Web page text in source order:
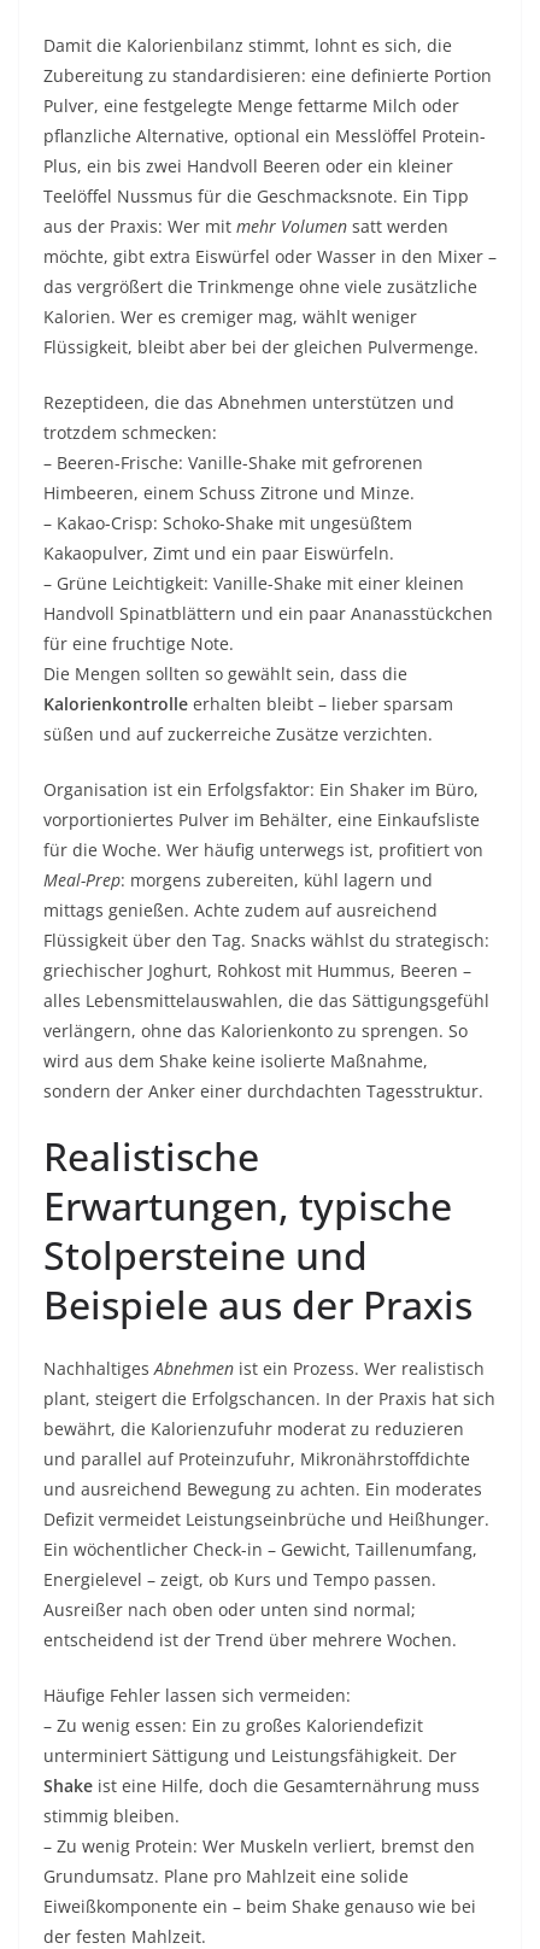
Damit die Kalorienbilanz stimmt, lohnt es sich, die
Zubereitung zu standardisieren: eine definierte Portion
Pulver, eine festgelegte Menge fettarme Milch oder
pflanzliche Alternative, optional ein Messlöffel Protein-
Plus, ein bis zwei Handvoll Beeren oder ein kleiner
Teelöffel Nussmus für die Geschmacksnote. Ein Tipp
aus der Praxis: Wer mit mehr Volumen satt werden
möchte, gibt extra Eiswürfel oder Wasser in den Mixer –
das vergrößert die Trinkmenge ohne viele zusätzliche
Kalorien. Wer es cremiger mag, wählt weniger
Flüssigkeit, bleibt aber bei der gleichen Pulvermenge.
Rezeptideen, die das Abnehmen unterstützen und
trotzdem schmecken:
– Beeren-Frische: Vanille-Shake mit gefrorenen
Himbeeren, einem Schuss Zitrone und Minze.
– Kakao-Crisp: Schoko-Shake mit ungesüßtem
Kakaopulver, Zimt und ein paar Eiswürfeln.
– Grüne Leichtigkeit: Vanille-Shake mit einer kleinen
Handvoll Spinatblättern und ein paar Ananasstückchen
für eine fruchtige Note.
Die Mengen sollten so gewählt sein, dass die
Kalorienkontrolle erhalten bleibt – lieber sparsam
süßen und auf zuckerreiche Zusätze verzichten.
Organisation ist ein Erfolgsfaktor: Ein Shaker im Büro,
vorportioniertes Pulver im Behälter, eine Einkaufsliste
für die Woche. Wer häufig unterwegs ist, profitiert von
Meal-Prep: morgens zubereiten, kühl lagern und
mittags genießen. Achte zudem auf ausreichend
Flüssigkeit über den Tag. Snacks wählst du strategisch:
griechischer Joghurt, Rohkost mit Hummus, Beeren –
alles Lebensmittelauswahlen, die das Sättigungsgefühl
verlängern, ohne das Kalorienkonto zu sprengen. So
wird aus dem Shake keine isolierte Maßnahme,
sondern der Anker einer durchdachten Tagesstruktur.
Realistische
Erwartungen, typische
Stolpersteine und
Beispiele aus der Praxis
NachhaltigesAbnehmen ist ein Prozess. Wer realistisch
plant, steigert die Erfolgschancen. In der Praxis hat sich
bewährt, die Kalorienzufuhr moderat zu reduzieren
und parallel auf Proteinzufuhr, Mikronährstoffdichte
und ausreichend Bewegung zu achten. Ein moderates
Defizit vermeidet Leistungseinbrüche und Heißhunger.
Ein wöchentlicher Check-in – Gewicht, Taillenumfang,
Energielevel – zeigt, ob Kurs und Tempo passen.
Ausreißer nach oben oder unten sind normal;
entscheidend ist der Trend über mehrere Wochen.
Häufige Fehler lassen sich vermeiden:
– Zu wenig essen: Ein zu großes Kaloriendefizit
unterminiert Sättigung und Leistungsfähigkeit. Der
Shake ist eine Hilfe, doch die Gesamternährung muss
stimmig bleiben.
– Zu wenig Protein: Wer Muskeln verliert, bremst den
Grundumsatz. Plane pro Mahlzeit eine solide
Eiweißkomponente ein – beim Shake genauso wie bei
der festen Mahlzeit.